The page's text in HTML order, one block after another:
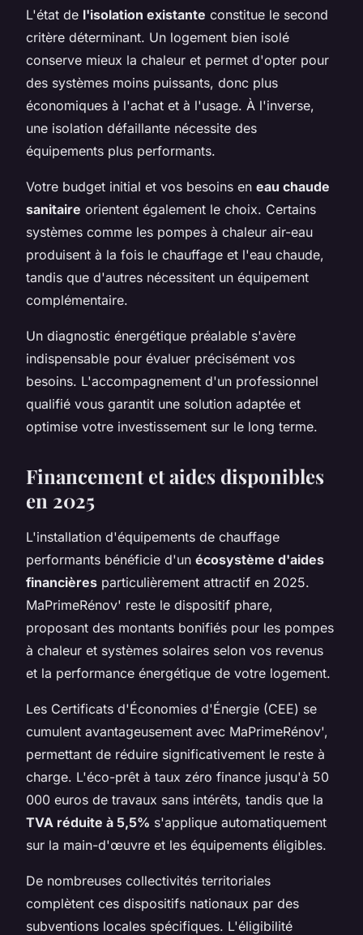
L'état de l'isolation existante constitue le second
critère déterminant. Un logement bien isolé
conserve mieux la chaleur et permet d'opter pour
des systèmes moins puissants, donc plus
économiques à l'achat et à l'usage. À l'inverse,
une isolation défaillante nécessite des
équipements plus performants.
Votre budget initial et vos besoins en eau chaude
sanitaire orientent également le choix. Certains
systèmes comme les pompes à chaleur air-eau
produisent à la fois le chauffage et l'eau chaude,
tandis que d'autres nécessitent un équipement
complémentaire.
Un diagnostic énergétique préalable s'avère
indispensable pour évaluer précisément vos
besoins. L'accompagnement d'un professionnel
qualifié vous garantit une solution adaptée et
optimise votre investissement sur le long terme.
Financement et aides disponibles
en 2025
L'installation d'équipements de chauffage
performants bénéficie d'un écosystème d'aides
financières particulièrement attractif en 2025.
MaPrimeRénov' reste le dispositif phare,
proposant des montants bonifiés pour les pompes
à chaleur et systèmes solaires selon vos revenus
et la performance énergétique de votre logement.
Les Certificats d'Économies d'Énergie (CEE) se
cumulent avantageusement avec MaPrimeRénov',
permettant de réduire significativement le reste à
charge. L'éco-prêt à taux zéro finance jusqu'à 50
000 euros de travaux sans intérêts, tandis que la
TVA réduite à 5,5% s'applique automatiquement
sur la main-d'œuvre et les équipements éligibles.
De nombreuses collectivités territoriales
complètent ces dispositifs nationaux par des
subventions locales spécifiques. L'éligibilité